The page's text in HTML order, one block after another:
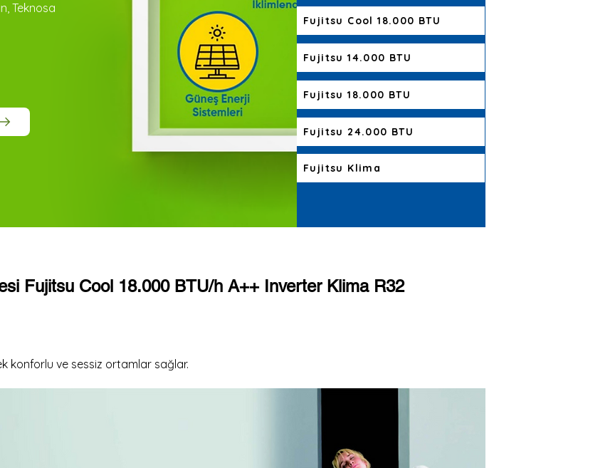
Teknosa
Fujitsu Cool 18.000 BTU
Fujitsu 14.000 BTU
Fujitsu 18.000 BTU
Fujitsu 24.000 BTU
Fujitsu Klima
Fujitsu Cool 18.000 BTU/h A++ Inverter Klima R32
konforlu ve sessiz ortamlar sağlar.